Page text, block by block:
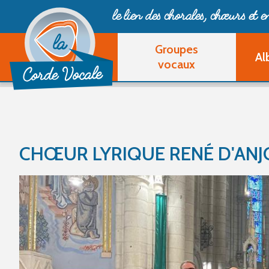
le lien des chorales, chœurset
Groupes
vocaux
CHŒUR LYRIQUE RENÉ